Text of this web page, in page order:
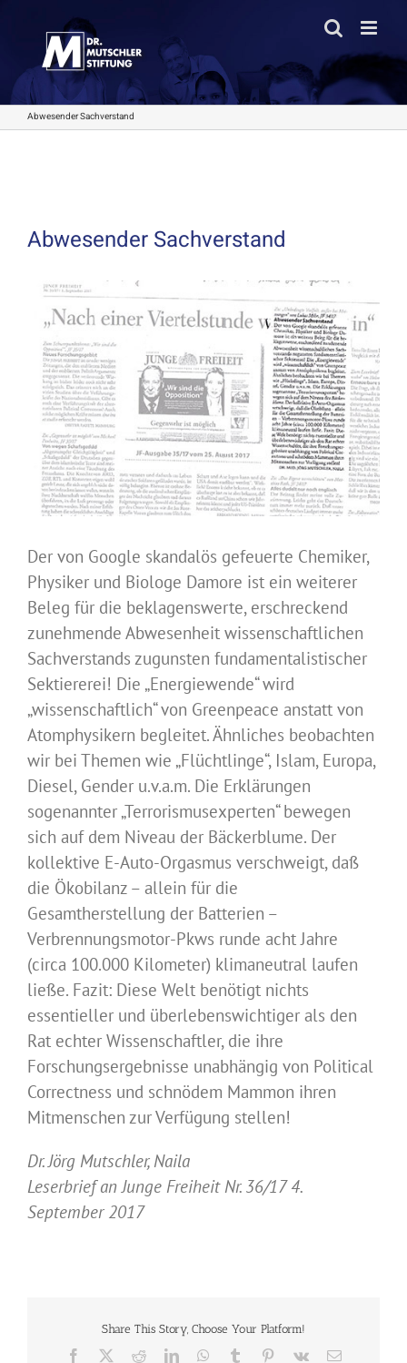
springen
Abwesender Sachverstand
Abwesender Sachverstand
Der von Google skandalös gefeuerte Chemiker,
Physiker und Biologe Damore ist ein weiterer
Beleg für die beklagenswerte, erschreckend
zunehmende Abwesenheit wissenschaftlichen
Sachverstands zugunsten fundamentalistischer
Sektiererei! Die „Energiewende“ wird
„wissenschaftlich“ von Greenpeace anstatt von
Atomphysikern begleitet.Ähnliches beobachten
wir bei Themen wie „Flüchtlinge“, Islam, Europa,
Diesel, Gender u.v.a.m. Die Erklärungen
sogenannter „Terrorismusexperten“ bewegen
sich auf dem Niveau der Bäckerblume. Der
kollektive E-Auto-Orgasmus verschweigt, daß
die Ökobilanz – allein für die
Gesamtherstellung der Batterien –
Verbrennungsmotor-Pkws runde acht Jahre
(circa 100.000 Kilometer) klimaneutral laufen
ließe. Fazit: Diese Welt benötigt nichts
essentieller und überlebenswichtiger als den
Rat echter Wissenschaftler, die ihre
Forschungsergebnisse unabhängig von Political
Correctness und schnödem Mammon ihren
Mitmenschen zur Verfügung stellen!
Dr. Jörg Mutschler, Naila
Leserbrief an Junge Freiheit Nr. 36/17 4.
September 2017
Share This Story, Choose Your Platform!
Facebook RedditLinkedInWhatsApp
Tumblr Pinterest
Vk
E-